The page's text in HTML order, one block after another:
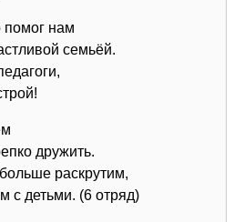
помог нам
семьёй.
дружить.
раскрутим,
с детьми. (6 отряд)